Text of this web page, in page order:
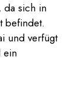
da sich in
befindet.
und verfügt
ein